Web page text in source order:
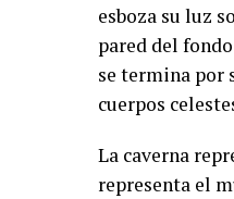
esboza su luz
pared del
se termina por
cuerpos
La caverna
representa el